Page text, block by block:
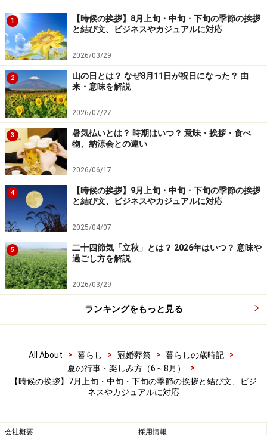
7月の季節の挨拶／漢語調の時候の挨拶「ビ
ジネス」編
夏の盛りを表す「盛夏の候」。「○○の候」は「○○の折」
「○○のみぎり」に置き換えて使うこともできる
ビジネスシーンでは、かしこまった漢語調の時候の挨拶
を使うのが一般的。目上の方への手紙やメールでも使え
る漢語調の時候の挨拶について、意味とともに例文を交
えてご紹介します。時候の挨拶は季節感が大切なため、
目安となる時期ごとに紹介しますが、その年によって多
少ずれることがあるため、実際の季節感を優先しながら
選んでみてください。
また「○○の候」は「○○の折」「○○のみぎり」に置き換
えて使うこともできます。
盛夏（せいか）の候＝夏の盛りとなりましたが ※
す。
<例文>
1
【時候の挨拶】8月上旬・中旬・下旬の季節の挨拶
と結び文、ビジネスやカジュアルに対応
2026/03/29
2
山の日とは？ なぜ8月11日が祝日になった？ 由
来・意味を解説
2026/07/27
3
暑気払いとは？ 時期はいつ？ 意味・挨拶・食べ
物、納涼会との違い
2026/06/17
4
【時候の挨拶】9月上旬・中旬・下旬の季節の挨拶
と結び文、ビジネスやカジュアルに対応
2025/04/07
5
二十四節気「立秋」とは？ 2026年はいつ？ 意味や
過ごし方を解説
2026/03/29
ランキングをもっと見る
All About > 暮らし > 冠婚葬祭 > 暮らしの歳時記
>
夏の行事・楽しみ方（6～8月）
>
【時候の挨拶】7月上旬・中旬・下旬の季節の挨拶と結び文、ビジ
ネスやカジュアルに対応
会社概要 採用情報